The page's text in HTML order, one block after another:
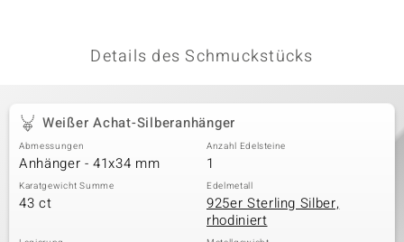
Details des Schmuckstücks
Weißer Achat-Silberanhänger
Abmessungen
Anhänger - 41x34 mm
Anzahl Edelsteine
1
Karatgewicht Summe
43 ct
Edelmetall
925er Sterling Silber,
rhodiniert